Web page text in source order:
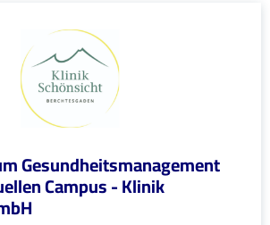
Gesundheitsmanagement
Campus - Klinik